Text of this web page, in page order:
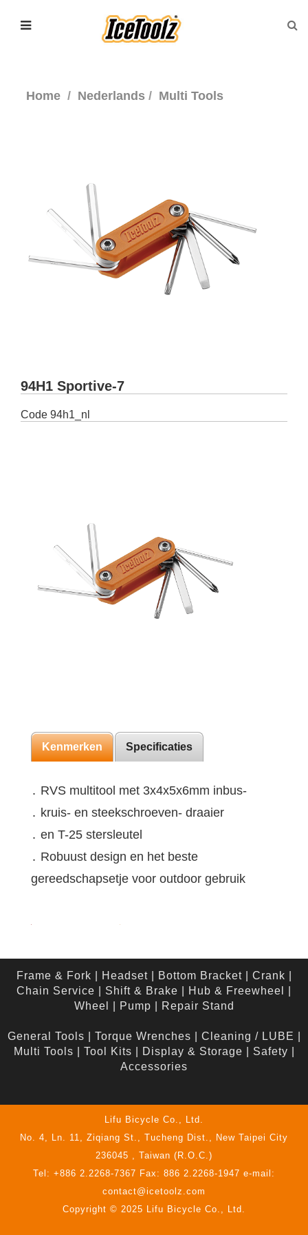
Home Nederlands Multi Tools
94H1 Sportive-7
Code 94h1_nl
Kenmerken Specificaties
․ RVS multitool met 3x4x5x6mm inbus-
․ kruis- en steekschroeven- draaier
․ en T-25 stersleutel
․ Robuust design en het beste
gereedschapsetje voor outdoor gebruik
Frame & Fork Headset| Bottom Bracket| Crank
Chain Service
Shift & Brake Hub & Freewheel
Wheel
Pump Repair Stand
General Tools Torque Wrenches Cleaning / LUBE
Multi Tools
Tool Kits Display & Storage Safety
Accessories
Lifu Bicycle Co., Ltd.
No. 4, Ln. 11, Ziqiang St., Tucheng Dist., New Taipei City
236045 , Taiwan (R.O.C.)
Tel: +886 2.2268-7367 Fax: 886 2.2268-1947 e-mail:
contact@icetoolz.com
Copyright © 2025 Lifu Bicycle Co., Ltd.